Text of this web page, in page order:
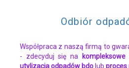
Odbiór
Współpraca z naszą firmą to
- zdecyduj się na
utylizacja odpadów bdolub proces